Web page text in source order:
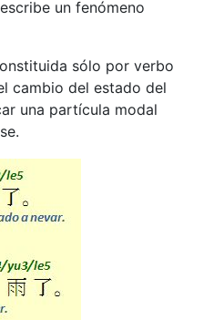
un fenómeno
sólo por verbo
cambio del estado del
una partícula modal